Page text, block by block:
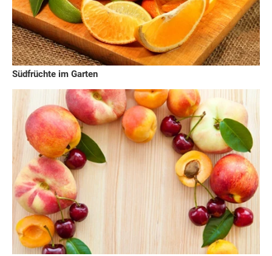
Südfrüchte im Garten